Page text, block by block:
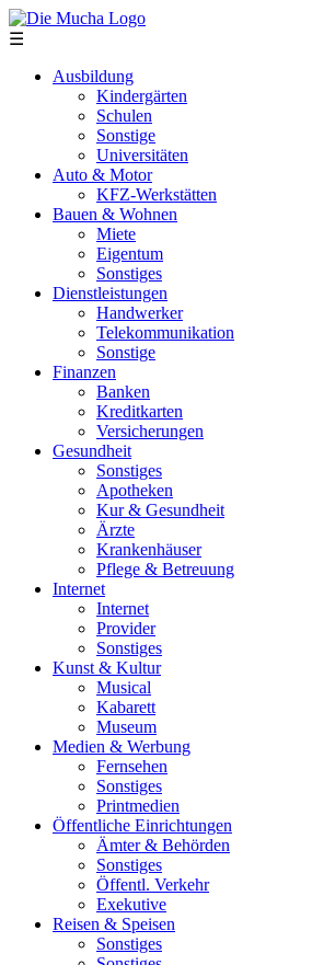
Direkt zum Inhalt
☰
Ausbildung
Kindergärten
Schulen
Sonstige
Universitäten
Auto & Motor
KFZ-Werkstätten
Bauen & Wohnen
Miete
Eigentum
Sonstiges
Dienstleistungen
Handwerker
Telekommunikation
Sonstige
Finanzen
Banken
Kreditkarten
Versicherungen
Gesundheit
Sonstiges
Apotheken
Kur & Gesundheit
Ärzte
Krankenhäuser
Pflege & Betreuung
Internet
Internet
Provider
Sonstiges
Kunst & Kultur
Musical
Kabarett
Museum
Medien & Werbung
Fernsehen
Sonstiges
Printmedien
Öffentliche Einrichtungen
Ämter & Behörden
Sonstiges
Öffentl. Verkehr
Exekutive
Reisen & Speisen
Sonstiges